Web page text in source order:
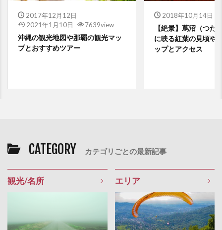
2017年12月12日
2021年1月10日
7639view
沖縄の観光地図や那覇の観光マッ
プとおすすめツアー
2018年10月14日
【絶景】蔦沼（つた
に映る紅葉の見頃や
ップとアクセス
CATEGORY カテゴリごとの最新記事
観光/名所 エリア